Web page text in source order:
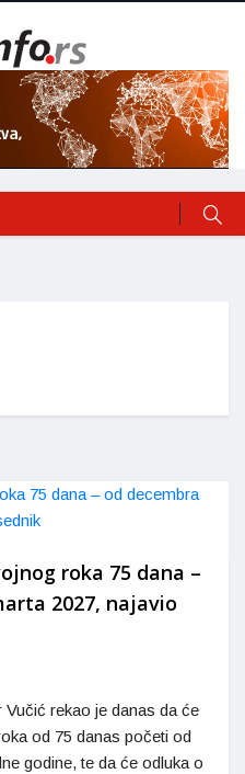
roka 75 dana –
2027, najavio
Vučić rekao je danas da će
od 75 danas početi od
godine, te da će odluka o